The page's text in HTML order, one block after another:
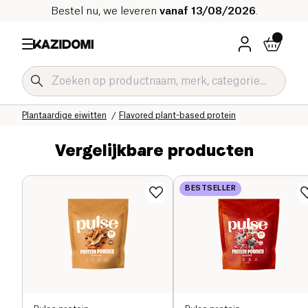
Bestel nu, we leveren vanaf 13/08/2026
Flavored plant-based protein
Plantaardige eiwitten
Eiwitpoeder
Sport
Onze biologische catalogus
Home
Vergelijkbare producten
BESTSELLER